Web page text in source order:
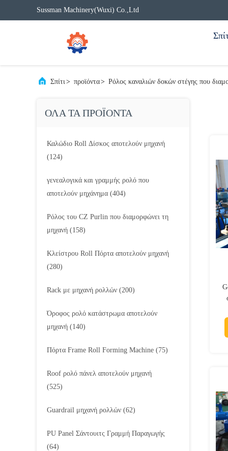
Sussman Machinery(Wuxi) Co.,Ltd
Σπίτι> προϊόντα> Ρόλος καναλιών δοκών στέγης που
ΟΛΑ ΤΑ ΠΡΟΪΟΝΤΑ
Καλώδιο Roll Δίσκος αποτελούν μηχανή
(124)
γενεαλογικά και γραμμής ρολό που
αποτελούν μηχάνημα (404)
Ρόλος του CZ Purlin που διαμορφώνει τη
μηχανή (158)
Κλείστρου Roll Πόρτα αποτελούν μηχανή
(280)
Rack με μηχανή ρολλών (200)
Όροφος ρολό κατάστρωμα αποτελούν
μηχανή (140)
Πόρτα Frame Roll Forming Machine (75)
Roof ρολό πάνελ αποτελούν μηχανή
(525)
Guardrail μηχανή ρολλών (62)
PU Panel Σάντουιτς Γραμμή Παραγωγής
(64)